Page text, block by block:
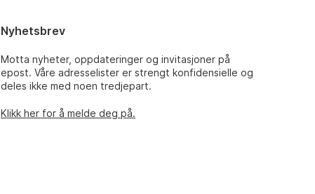
Nyhetsbrev
Motta nyheter, oppdateringer og invitasjoner på
epost. Våre adresselister er strengt konfidensielle og
deles ikke med noen tredjepart.
Klikk her for å melde deg på.